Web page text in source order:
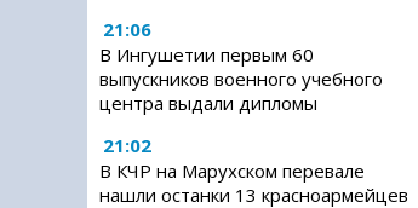
21:06
В Ингушетии первым 60
выпускников военного учебного
центра выдали дипломы
21:02
В КЧР на Марухском перевале
нашли останки 13 красноармейцев